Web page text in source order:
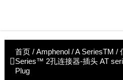

首页/ Amphenol/A SeriesTM /
Series™ 2孔连接器-插头 AT
Plug